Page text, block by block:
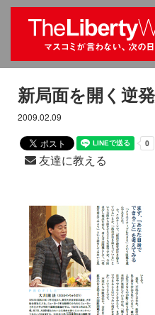
新局面を開く逆
2009.02.09
友達に教える